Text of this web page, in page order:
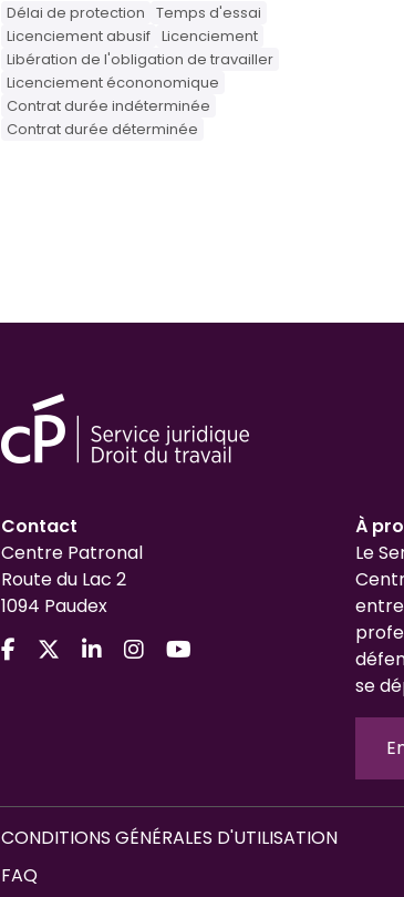
Délai de protection Temps d'essai
Licenciement abusif Licenciement
Libération de l'obligation de travailler
Licenciement écononomique
Contrat durée indéterminée
Contrat durée déterminée
Contact
Centre Patronal
Route du Lac 2
1094 Paudex
À
Le
se
CONDITIONS GÉNÉRALES D'UTILISATION
FAQ